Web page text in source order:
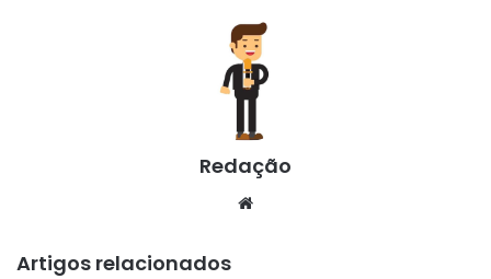
Redação
Artigos relacionados